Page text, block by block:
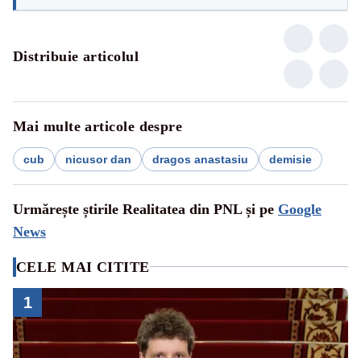
Distribuie articolul
Mai multe articole despre
cub nicusor dan dragos anastasiu demisie
Urmărește știrile Realitatea din PNL și pe Google
News
CELE MAI CITITE
1